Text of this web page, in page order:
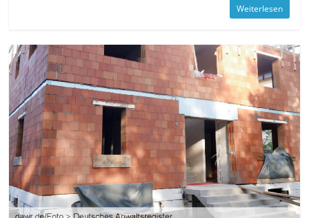
Weiterlesen